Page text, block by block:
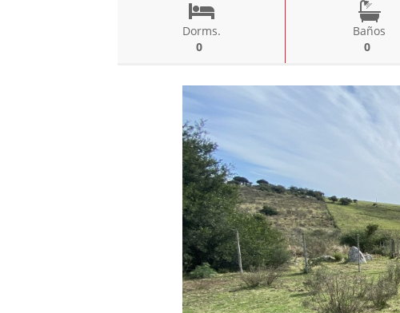
Dorms.
0
Baños
0